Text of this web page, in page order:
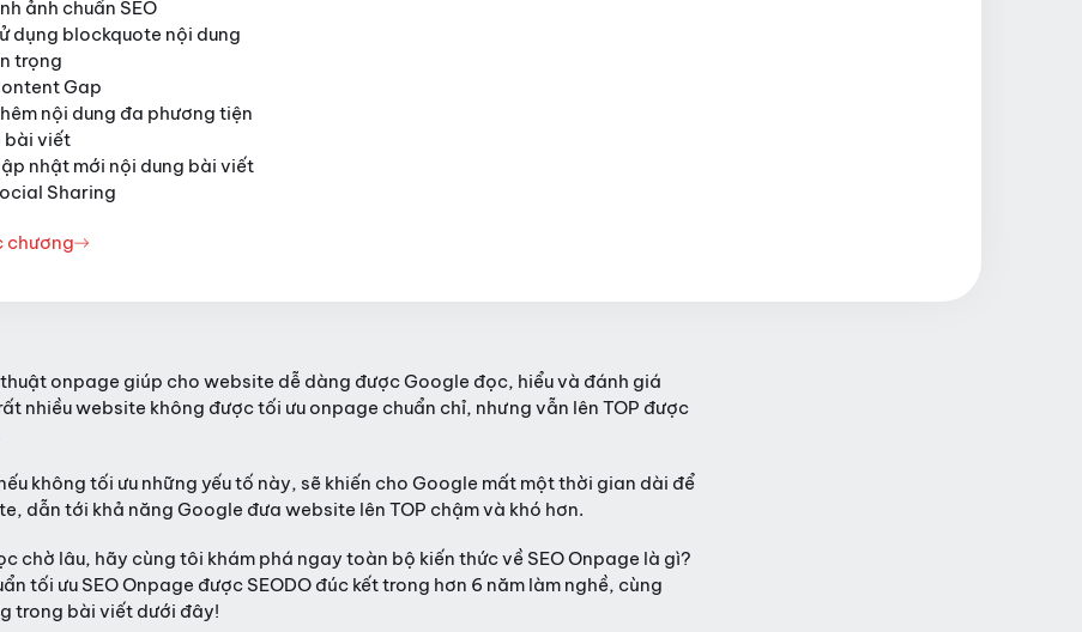
ảnh chuẩn SEO
dụng blockquote nội dung
trọng
Gap
nội dung đa phương tiện
bài viết
nhật mới nội dung bài viết
Sharing
chương
onpage giúp cho website dễ dàng được Google đọc, hiểu và đánh giá
nhiều website không được tối ưu onpage chuẩn chỉ, nhưng vẫn lên TOP được
không tối ưu những yếu tố này, sẽ khiến cho Google mất một thời gian dài để
dẫn tới khả năng Google đưa website lên TOP chậm và khó hơn.
chờ lâu, hãy cùng tôi khám phá ngay toàn bộ kiến thức về SEO Onpage là gì?
tối ưu SEO Onpage được SEODO đúc kết trong hơn 6 năm làm nghề, cùng
trong bài viết dưới đây!